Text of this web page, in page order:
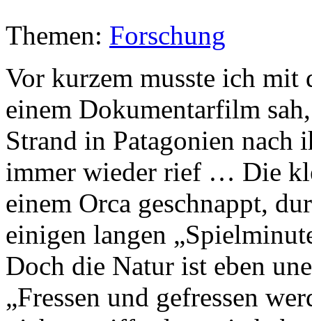
Themen: Forschung
Vor kurzem musste ich mit
einem Dokumentarfilm
Strand in Patagonien nach
immer wieder rief … Die
einem Orca geschnappt,
einigen langen
Doch die Natur ist eben
„Fressen und gefressen